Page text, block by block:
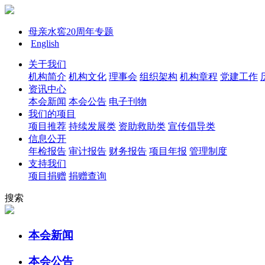
母亲水窖20周年专题
English
关于我们
机构简介 机构文化 理事会 组织架构 机构章程 党建工作
资讯中心
本会新闻 本会公告 电子刊物
我们的项目
项目推荐 持续发展类 资助救助类 宣传倡导类
信息公开
年检报告 审计报告 财务报告 项目年报 管理制度
支持我们
项目捐赠 捐赠查询
搜索
本会新闻
本会公告